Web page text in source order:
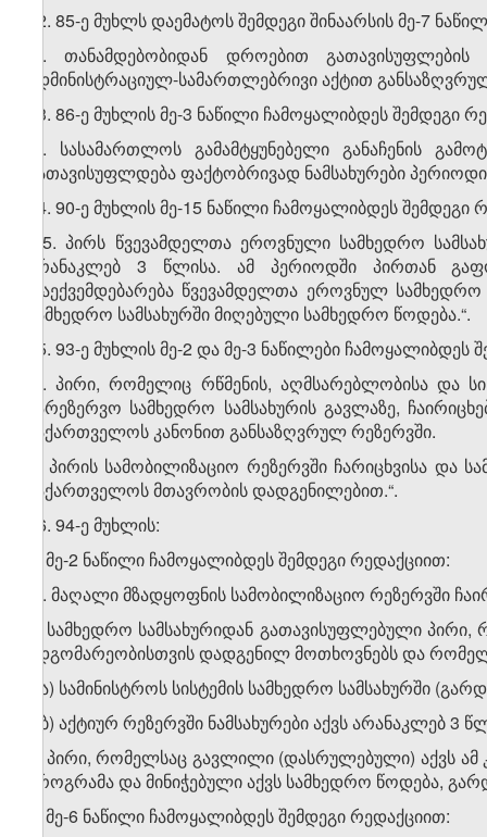
32. 85-ე მუხლს დაემატოს შემდეგი შინაარსის მე-7
„7. თანამდებობიდან დროებით
ადმინისტრაციულ-სამართლებრივი აქტით
33. 86-ე მუხლის მე-3 ნაწილი ჩამოყალიბდეს შემდეგი
„3. სასამართლოს გამამტყუნებელი განაჩენის
გათავისუფლდება ფაქტობრივად ნამსახურები
34. 90-ე მუხლის მე-15 ნაწილი ჩამოყალიბდეს შემდეგი
„15. პირს წვევამდელთა ეროვნული სამხედრო
არანაკლებ 3 წლისა. ამ პერიოდში პირთან
დაექვემდებარება წვევამდელთა ეროვნულ სამხედრო
სამხედრო სამსახურში მიღებული სამხედრო წოდება.“.
35. 93-ე მუხლის მე-2 და მე-3 ნაწილები ჩამოყალიბდეს
„2. პირი, რომელიც რწმენის, აღმსარებლობისა და
სარეზერვო სამხედრო სამსახურის გავლაზე,
საქართველოს კანონით განსაზღვრულ რეზერვში.
3. პირის სამობილიზაციო რეზერვში ჩარიცხვისა და
საქართველოს მთავრობის დადგენილებით.“.
36. 94-ე მუხლის:
ა) მე-2 ნაწილი ჩამოყალიბდეს შემდეგი რედაქციით:
„2. მაღალი მზადყოფნის სამობილიზაციო რეზერვში
ა) სამხედრო სამსახურიდან გათავისუფლებული
მდგომარეობისთვის დადგენილ მოთხოვნებს და
ა.ა) სამინისტროს სისტემის სამხედრო სამსახურში
ა.ბ) აქტიურ რეზერვში ნამსახურები აქვს არანაკლებ 3
ბ) პირი, რომელსაც გავლილი (დასრულებული) აქვს
პროგრამა და მინიჭებული აქვს სამხედრო წოდება,
ბ) მე-6 ნაწილი ჩამოყალიბდეს შემდეგი რედაქციით: